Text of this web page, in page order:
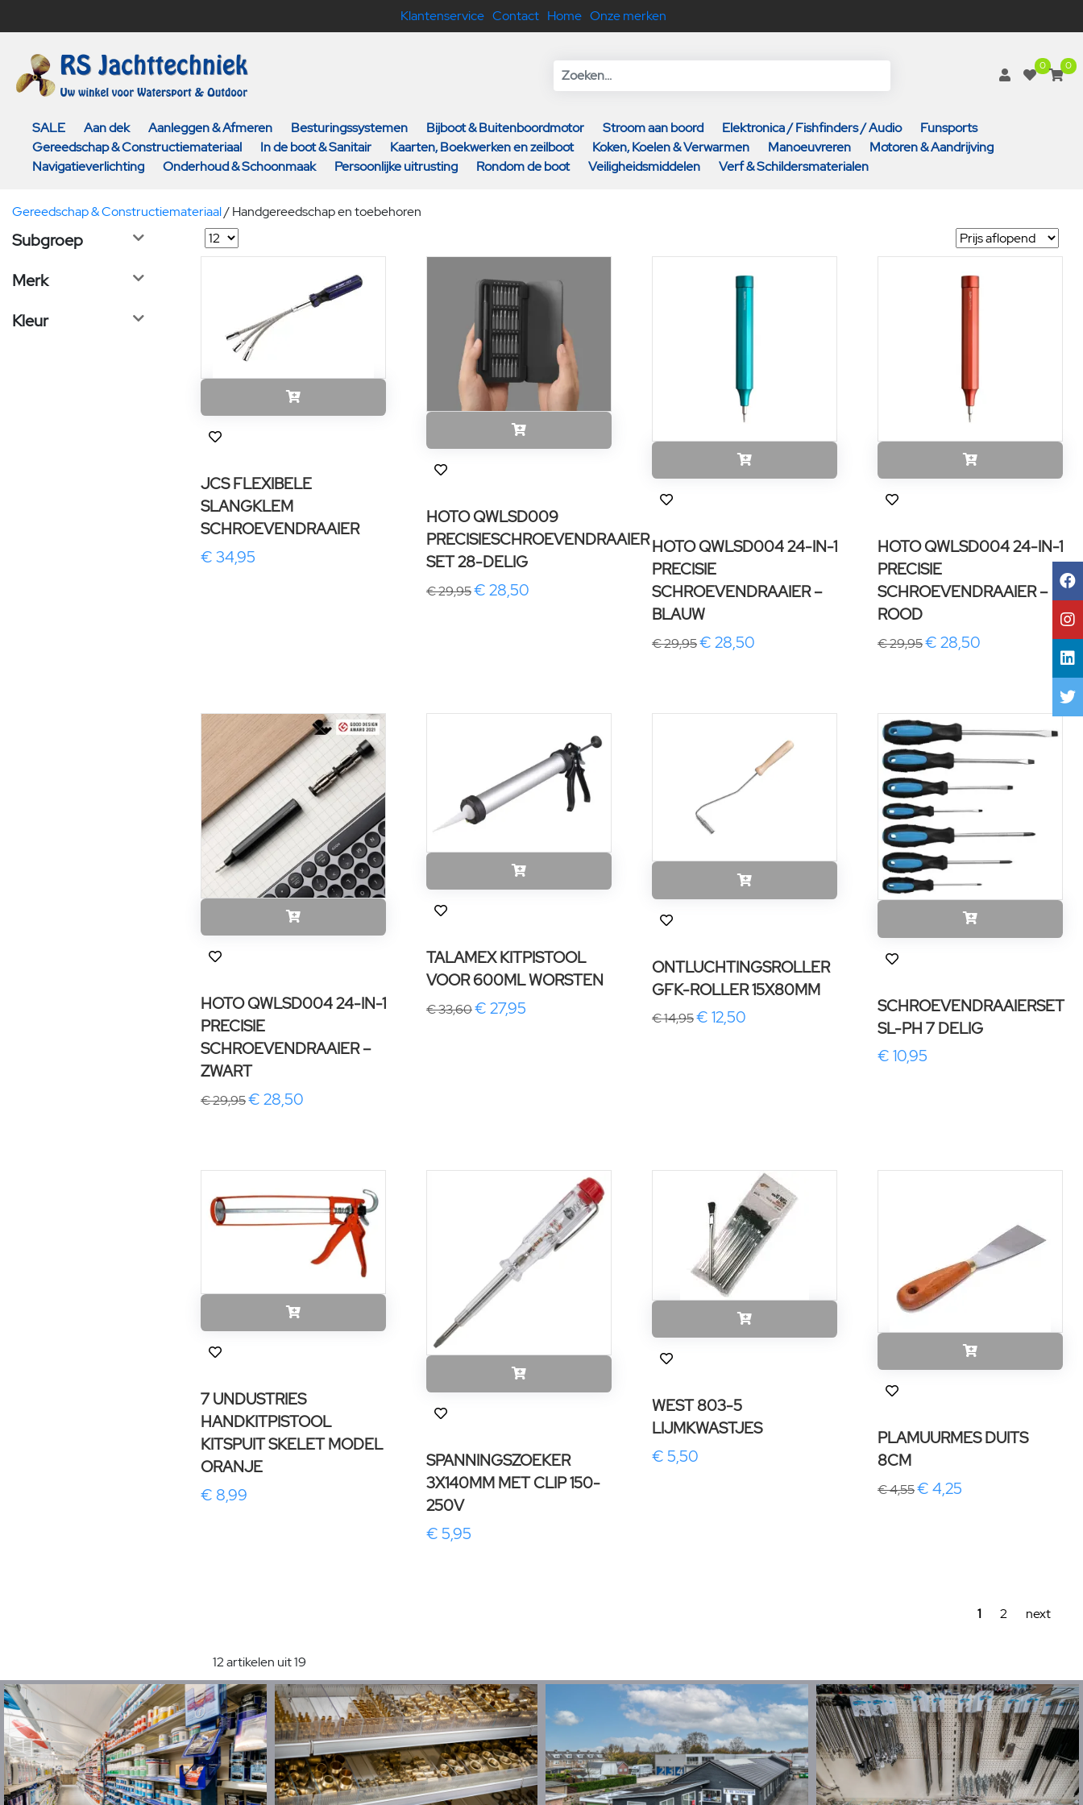
Klantenservice Contact Home Onze merken
0 0
SALE Aan dek Aanleggen & Afmeren Besturingssystemen Bijboot & Buitenboordmotor Stroom aan boord Elektronica / Fishfinders / Audio
Funsports
Gereedschap & Constructiemateriaal
In de boot & Sanitair Kaarten, Boekwerken en zeilboot Koken, Koelen & Verwarmen Manoeuvreren
Motoren & Aandrijving
Navigatieverlichting
Onderhoud & Schoonmaak Persoonlijke uitrusting Rondom de boot Veiligheidsmiddelen Verf & Schildersmaterialen
Gereedschap & Constructiemateriaal/Handgereedschap en toebehoren
Subgroep
Merk
Kleur
JCS FLEXIBELE
SLANGKLEM
SCHROEVENDRAAIER
€ 34,95
HOTO QWLSD009
PRECISIESCHROEVENDRAAIER
SET 28-DELIG
€ 29,95€ 28,50
HOTO QWLSD004 24-IN-1
PRECISIE
SCHROEVENDRAAIER –
BLAUW
€ 29,95€ 28,50
HOTO QWLSD004 24-IN-1
PRECISIE
SCHROEVENDRAAIER –
ROOD
€ 29,95€ 28,50
HOTO QWLSD004 24-IN-1
PRECISIE
SCHROEVENDRAAIER –
ZWART
€ 29,95€ 28,50
TALAMEX KITPISTOOL
VOOR 600ML WORSTEN
€ 33,60€ 27,95
ONTLUCHTINGSROLLER
GFK-ROLLER 15X80MM
€ 14,95€ 12,50
SCHROEVENDRAAIERSET
SL-PH 7 DELIG
€ 10,95
7 UNDUSTRIES
HANDKITPISTOOL
KITSPUIT SKELET MODEL
ORANJE
€ 8,99
SPANNINGSZOEKER
3X140MM MET CLIP 150-
250V
€ 5,95
WEST 803-5
LIJMKWASTJES
€ 5,50
PLAMUURMES DUITS
8CM
€ 4,55€ 4,25
1 2 next
12 artikelen uit 19